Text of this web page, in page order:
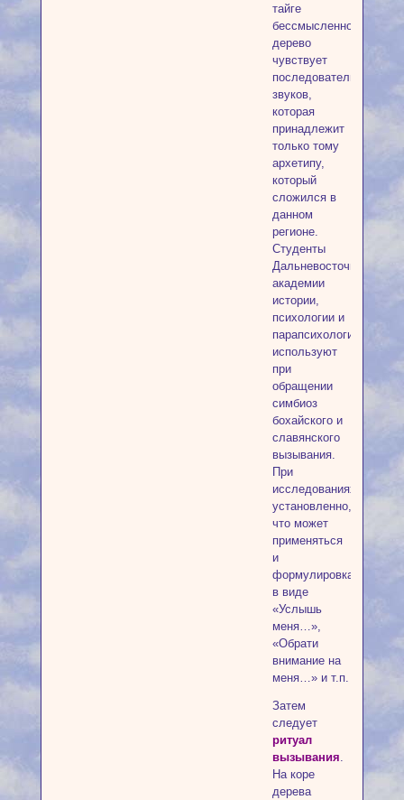
тайге
бессмысленно,
дерево
чувствует
последовательность
звуков,
которая
принадлежит
только тому
архетипу,
который
сложился в
данном
регионе.
Студенты
Дальневосточной
академии
истории,
психологии и
парапсихологии
используют
при
обращении
симбиоз
бохайского и
славянского
вызывания.
При
исследованиях
установленно,
что может
применяться
и
формулировка
в виде
«Услышь
меня…»,
«Обрати
внимание на
меня…» и т.п.
Затем
следует
ритуал
вызывания.
На коре
дерева